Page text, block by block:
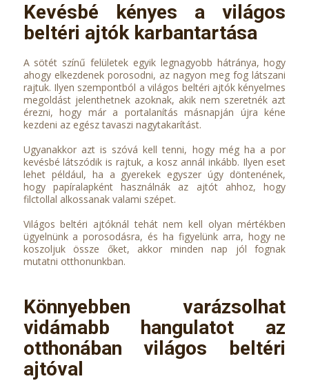
Kevésbé kényes a világos
beltéri ajtók karbantartása
A sötét színű felületek egyik legnagyobb hátránya, hogy
ahogy elkezdenek porosodni, az nagyon meg fog látszani
rajtuk. Ilyen szempontból a világos beltéri ajtók kényelmes
megoldást jelenthetnek azoknak, akik nem szeretnék azt
érezni, hogy már a portalanítás másnapján újra kéne
kezdeni az egész tavaszi nagytakarítást.
Ugyanakkor azt is szóvá kell tenni, hogy még ha a por
kevésbé látszódik is rajtuk, a kosz annál inkább. Ilyen eset
lehet például, ha a gyerekek egyszer úgy döntenének,
hogy papíralapként használnák az ajtót ahhoz, hogy
filctollal alkossanak valami szépet.
Világos beltéri ajtóknál tehát nem kell olyan mértékben
ügyelnünk a porosodásra, és ha figyelünk arra, hogy ne
koszoljuk össze őket, akkor minden nap jól fognak
mutatni otthonunkban.
Könnyebben varázsolhat
vidámabb hangulatot az
otthonában világos beltéri
ajtóval